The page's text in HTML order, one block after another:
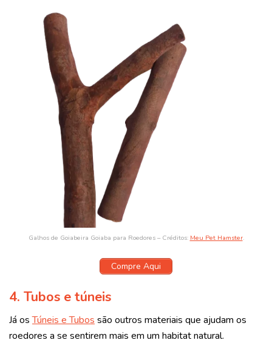
Galhos de Goiabeira Goiaba para Roedores – Créditos: Meu Pet Hamster.
Compre Aqui
4. Tubos e túneis
Já osTúneis e Tubossão outros materiais que ajudam os
roedores a se sentirem mais em um habitat natural.